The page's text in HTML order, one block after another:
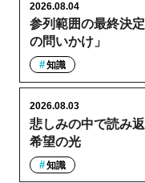
参列範囲の最終決
の問いかけ」
2026.08.04
知識
悲しみの中で読み
希望の光
2026.08.03
知識